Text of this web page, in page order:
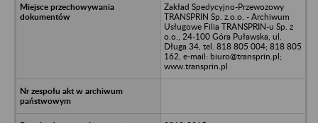
Zakład Spedycyjno-Przewozowy
TRANSPRIN Sp. z.o.o. - Archiwum
Usługowe Filia TRANSPRIN-u Sp. z
o.o., 24-100 Góra Puławska, ul.
Długa 34, tel. 818 805 004; 818 805
162, e-mail: biuro@transprin.pl;
www.transprin.pl